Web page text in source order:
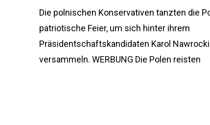
Die polnischen Konservativen tanzten die
patriotische Feier, um sich hinter ihrem
Präsidentschaftskandidaten Karol
versammeln. WERBUNG Die Polen reisten